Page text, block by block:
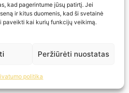
kad pagerintume jūsų patirtį. Jei
ir kitus duomenis, kad ši svetainė
paveikti kai kurių funkcijų veikimą.
Peržiūrėti nuostatas
politika